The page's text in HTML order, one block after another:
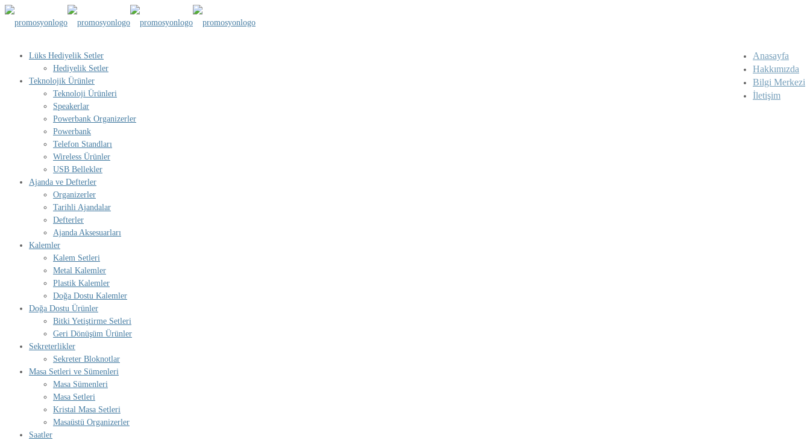
Anasayfa
Hakkımızda
Bilgi Merkezi
İletişim
Lüks Hediyelik Setler
Hediyelik Setler
Teknolojik Ürünler
Teknoloji Ürünleri
Speakerlar
Powerbank Organizerler
Powerbank
Telefon Standları
Wireless Ürünler
USB Bellekler
Ajanda ve Defterler
Organizerler
Tarihli Ajandalar
Defterler
Ajanda Aksesuarları
Kalemler
Kalem Setleri
Metal Kalemler
Plastik Kalemler
Doğa Dostu Kalemler
Doğa Dostu Ürünler
Bitki Yetiştirme Setleri
Geri Dönüşüm Ürünler
Sekreterlikler
Sekreter Bloknotlar
Masa Setleri ve Sümenleri
Masa Sümenleri
Masa Setleri
Kristal Masa Setleri
Masaüstü Organizerler
Saatler